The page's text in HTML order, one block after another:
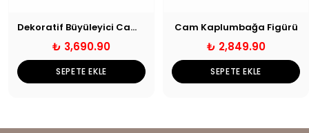
Dekoratif Büyüleyici Cam Küre Seti Eskitme
₺ 3,690.90
SEPETE EKLE
Cam Kaplumbağa Figürü
₺ 2,849.90
SEPETE EKLE